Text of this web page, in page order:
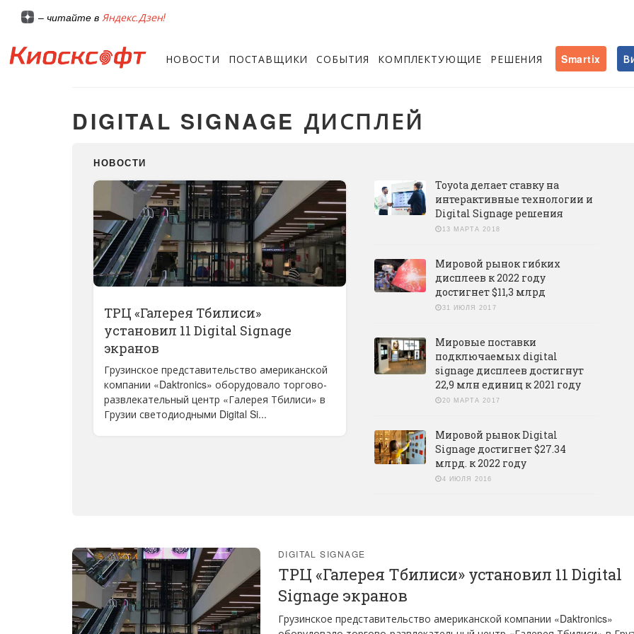
– читайте в Яндекс.Дзен!
НОВОСТИ ПОСТАВЩИКИ СОБЫТИЯ КОМПЛЕКТУЮЩИЕ РЕШЕНИЯ Smartix
DIGITAL SIGNAGE ДИСПЛЕЙ
НОВОСТИ
ТРЦ «Галерея Тбилиси»
установил 11 Digital Signage
экранов
Грузинское представительство американской
компании «Daktronics» оборудовало торгово-
развлекательный центр «Галерея Тбилиси» в
Грузии светодиодными Digital Si...
Toyota делает ставку на
интерактивные технологии и
Digital Signage решения
13 МАРТА 2018
Мировой рынок гибких
дисплеев к 2022 году
достигнет $11,3 млрд
31 ИЮЛЯ 2017
Мировые поставки
подключаемых digital
signage дисплеев достигнут
22,9 млн единиц к 2021 году
20 МАРТА 2017
Мировой рынок Digital
Signage достигнет $27.34
млрд. к 2022 году
4 ИЮЛЯ 2016
DIGITAL SIGNAGE
ТРЦ «Галерея Тбилиси» установил 11 Digital
Signage экранов
Грузинское представительство американской компании «Daktronics»